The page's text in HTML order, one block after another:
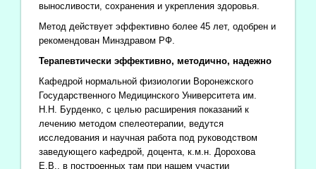
выносливости, сохранения и укрепления здоровья.
Метод действует эффективно более 45 лет, одобрен и
рекомендован Минздравом РФ.
Терапевтически эффективно, методично, надежно
Кафедрой нормальной физиологии Воронежского
Государственного Медицинского Университета им.
Н.Н. Бурденко, с целью расширения показаний к
лечению методом спелеотерапии, ведутся
исследования и научная работа под руководством
заведующего кафедрой, доцента, к.м.н. Дорохова
Е.В., в построенных там при нашем участии